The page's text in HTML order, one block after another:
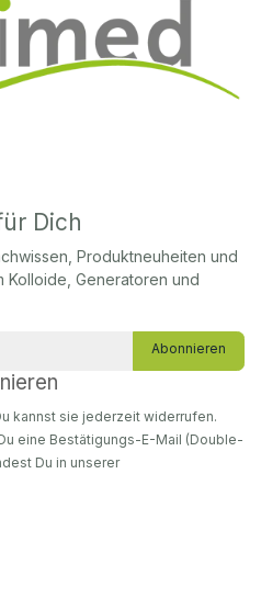
Dich
Produktneuheiten und
Kolloide, Generatoren und
Abonnieren
kannst sie jederzeit widerrufen.
eine Bestätigungs-E-Mail (Double-
Du in unserer